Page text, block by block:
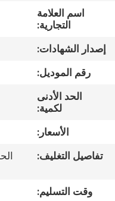
جولة
المصنع
مراقبة
الجودة
اتصل
اسم العلامة
التجارية:
إصدار الشهادات:
رقم الموديل:
الحد الأدنى
لكمية:
الأسعار:
تفاصيل التغليف:
وقت التسليم: